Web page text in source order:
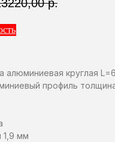
р.
алюминиевая круглая
профиль
1,9 мм